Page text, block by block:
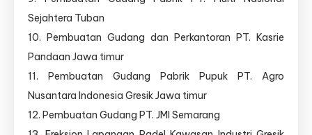
Sejahtera Tuban
10. Pembuatan Gudang dan Perkantoran PT. Kasrie
Pandaan Jawa timur
11. Pembuatan Gudang Pabrik Pupuk PT. Agro
Nusantara Indonesia Gresik Jawa timur
12. Pembuatan Gudang PT. JMI Semarang